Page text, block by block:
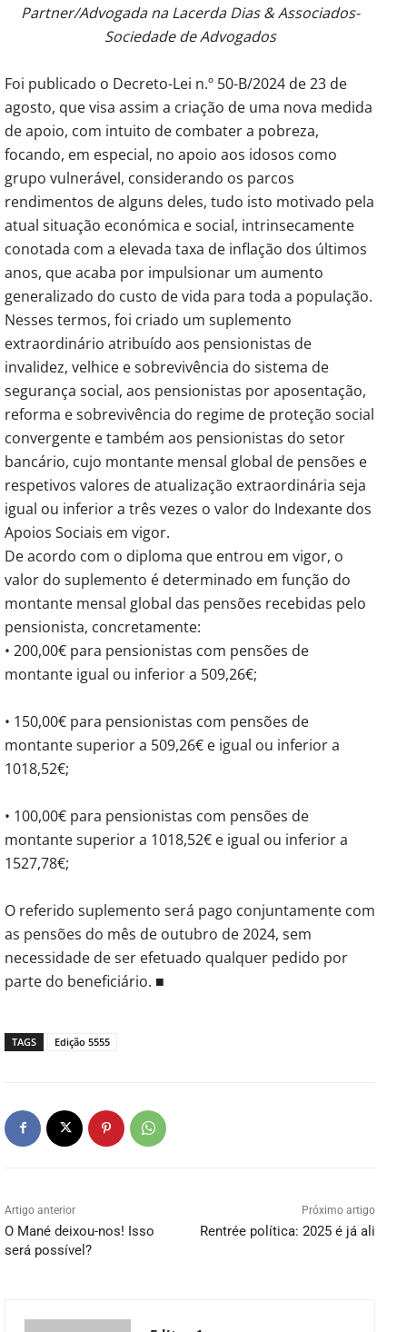
Partner/Advogada na Lacerda Dias & Associados-
Sociedade de Advogados
Foi publicado o Decreto-Lei n.º 50-B/2024 de 23 de
agosto, que visa assim a criação de uma nova medida
de apoio, com intuito de combater a pobreza,
focando, em especial, no apoio aos idosos como
grupo vulnerável, considerando os parcos
rendimentos de alguns deles, tudo isto motivado pela
atual situação económica e social, intrinsecamente
conotada com a elevada taxa de inflação dos últimos
anos, que acaba por impulsionar um aumento
generalizado do custo de vida para toda a população.
Nesses termos, foi criado um suplemento
extraordinário atribuído aos pensionistas de
invalidez, velhice e sobrevivência do sistema de
segurança social, aos pensionistas por aposentação,
reforma e sobrevivência do regime de proteção social
convergente e também aos pensionistas do setor
bancário, cujo montante mensal global de pensões e
respetivos valores de atualização extraordinária seja
igual ou inferior a três vezes o valor do Indexante dos
Apoios Sociais em vigor.
De acordo com o diploma que entrou em vigor, o
valor do suplemento é determinado em função do
montante mensal global das pensões recebidas pelo
pensionista, concretamente:
• 200,00€ para pensionistas com pensões de
montante igual ou inferior a 509,26€;
• 150,00€ para pensionistas com pensões de
montante superior a 509,26€ e igual ou inferior a
1018,52€;
• 100,00€ para pensionistas com pensões de
montante superior a 1018,52€ e igual ou inferior a
1527,78€;
O referido suplemento será pago conjuntamente com
as pensões do mês de outubro de 2024, sem
necessidade de ser efetuado qualquer pedido por
parte do beneficiário. ■
TAGS Edição 5555
Artigo anterior
O Mané deixou-nos! Isso
será possível?
Próximo artigo
Rentrée política: 2025 é já ali